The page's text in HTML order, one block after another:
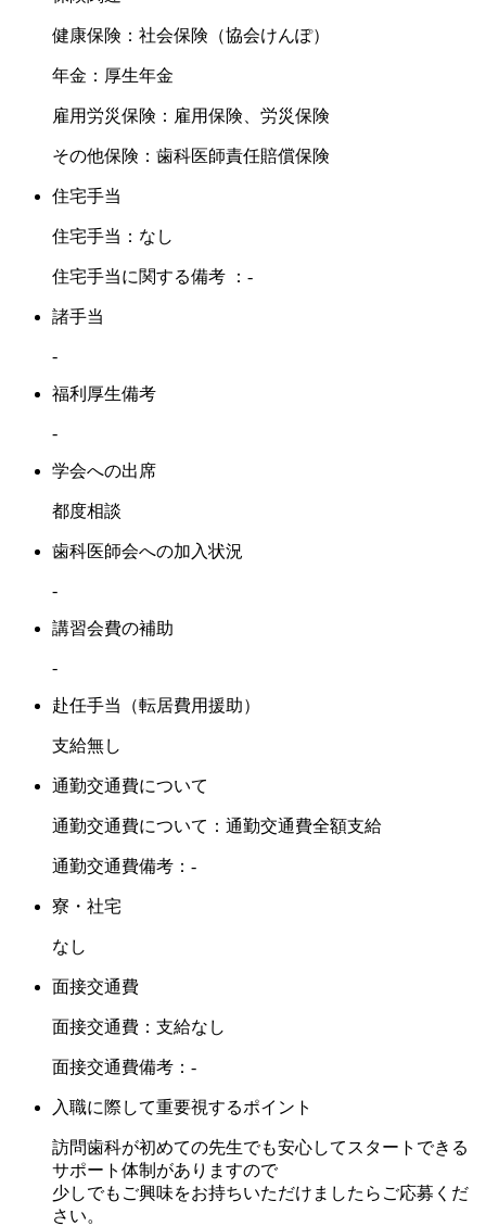
健康保険：社会保険（協会けんぽ）
年金：厚生年金
雇用労災保険：雇用保険、労災保険
その他保険：歯科医師責任賠償保険
住宅手当
住宅手当：なし
住宅手当に関する備考 ：-
諸手当
-
福利厚生備考
-
学会への出席
都度相談
歯科医師会への加入状況
-
講習会費の補助
-
赴任手当（転居費用援助）
支給無し
通勤交通費について
通勤交通費について：通勤交通費全額支給
通勤交通費備考：-
寮・社宅
なし
面接交通費
面接交通費：支給なし
面接交通費備考：-
入職に際して重要視するポイント
訪問歯科が初めての先生でも安心してスタートできる
サポート体制がありますので
少しでもご興味をお持ちいただけましたらご応募くだ
さい。